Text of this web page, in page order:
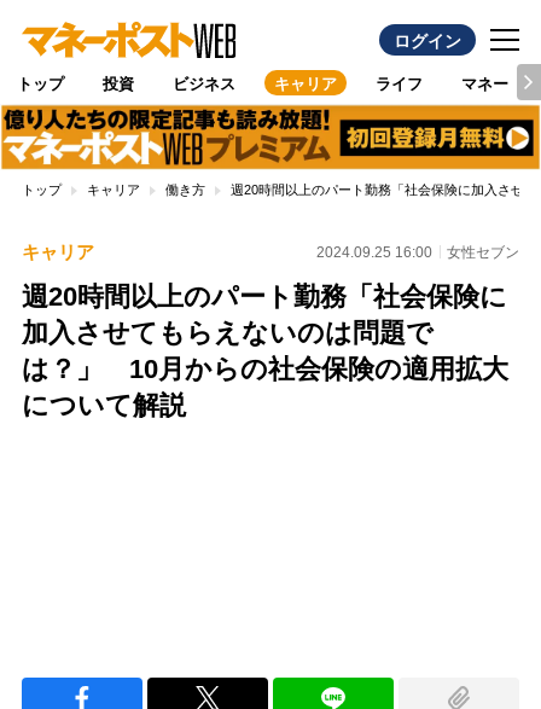
ログイン
トップ 投資 ビジネス キャリア ライフ マネー
トップ キャリア 働き方 週20時間以上のパート勤務「社会保険に加入させ
キャリア 2024.09.25 16:00 女性セブン
週20時間以上のパート勤務「社会保険に
加入させてもらえないのは問題で
は？」 10月からの社会保険の適用拡大
について解説